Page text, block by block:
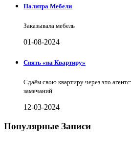
Палитра Мебели
Заказывала мебель
01-08-2024
Снять «на Квартиру»
Сдаём свою квартиру через это
замечаний
12-03-2024
Популярные Записи